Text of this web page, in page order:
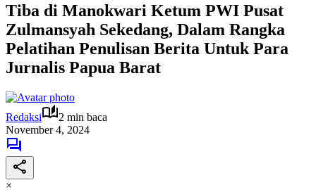
Tiba di Manokwari Ketum PWI Pusat
Zulmansyah Sekedang, Dalam Rangka
Pelatihan Penulisan Berita Untuk Para
Jurnalis Papua Barat
Redaksi
2 min baca
November 4, 2024
×